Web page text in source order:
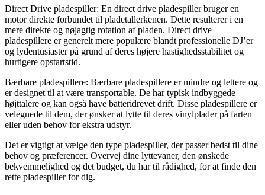
Direct Drive pladespiller: En direct drive pladespiller bruger en
motor direkte forbundet til pladetallerkenen. Dette resulterer i en
mere direkte og nøjagtig rotation af pladen. Direct drive
pladespillere er generelt mere populære blandt professionelle DJ’er
og lydentusiaster på grund af deres højere hastighedsstabilitet og
hurtigere opstartstid.
Bærbare pladespillere: Bærbare pladespillere er mindre og lettere og
er designet til at være transportable. De har typisk indbyggede
højttalere og kan også have batteridrevet drift. Disse pladespillere er
velegnede til dem, der ønsker at lytte til deres vinylplader på farten
eller uden behov for ekstra udstyr.
Det er vigtigt at vælge den type pladespiller, der passer bedst til dine
behov og præferencer. Overvej dine lyttevaner, den ønskede
bekvemmelighed og det budget, du har til rådighed, for at finde den
rette pladespiller for dig.